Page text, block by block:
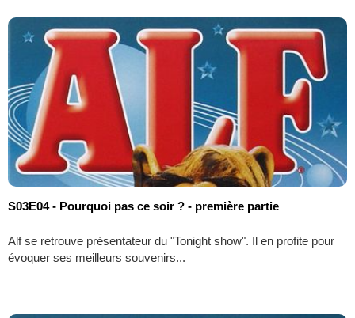
S03E04 - Pourquoi pas ce soir ? - première partie
Alf se retrouve présentateur du "Tonight show". Il en profite pour
évoquer ses meilleurs souvenirs...